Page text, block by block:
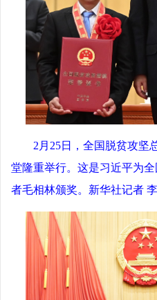
2月25日，全国脱贫攻坚
堂隆重举行。这是习近平为
者毛相林颁奖。新华社记者